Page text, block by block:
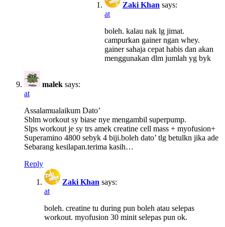
Zaki Khan says:
at
boleh. kalau nak lg jimat.
campurkan gainer ngan whey.
gainer sahaja cepat habis dan akan
menggunakan dlm jumlah yg byk
malek says:
at
Assalamualaikum Dato’
Sblm workout sy biase nye mengambil superpump.
Slps workout je sy trs amek creatine cell mass + myofusion+
Superamino 4800 sebyk 4 biji.boleh dato’ tlg betulkn jika ade
Sebarang kesilapan.terima kasih…
Reply
Zaki Khan says:
at
boleh. creatine tu during pun boleh atau selepas
workout. myofusion 30 minit selepas pun ok.